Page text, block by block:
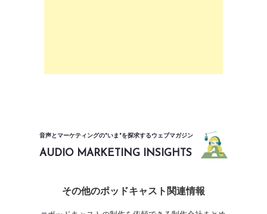
音声とマーケティングの"いま"を探求するウェブマガジン
AUDIO MARKETING INSIGHTS
その他のポッドキャスト関連情報